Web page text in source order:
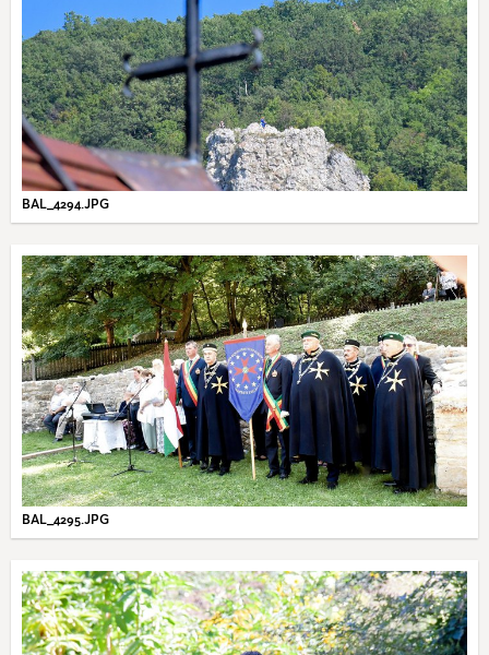
BAL_4294.JPG
BAL_4295.JPG